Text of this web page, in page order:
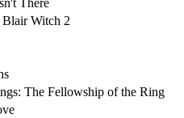
Witch 2
The Fellowship of the Ring